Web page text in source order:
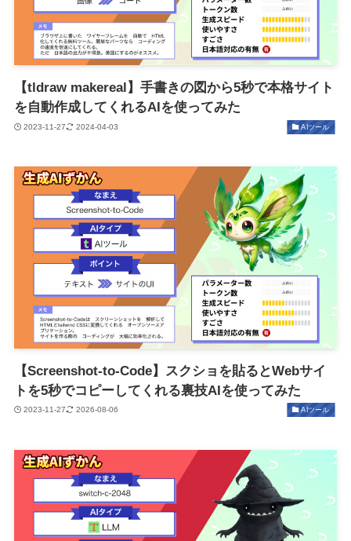
【tldraw makereal】手書きの図から5秒で本格サイト
を自動作成してくれるAIを使ってみた
2023-11-27 2024-04-03 AIツール
【Screenshot-to-Code】スクショを貼るとWebサイ
トを5秒でコピーしてくれる裏技AIを使ってみた
2023-11-27 2026-08-06 AIツール